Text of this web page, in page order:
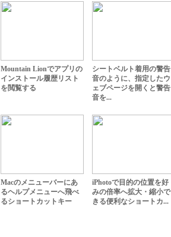
Mountain Lionでアプリの
インストール履歴リスト
を閲覧する
シートベルト着用の警告
音のように、指定したウ
ェブページを開くと警告
音を...
Macのメニューバーにあ
るヘルプメニューへ飛べ
るショートカットキー
iPhotoで目的の位置を好
みの倍率へ拡大・縮小で
きる便利なショートカ...